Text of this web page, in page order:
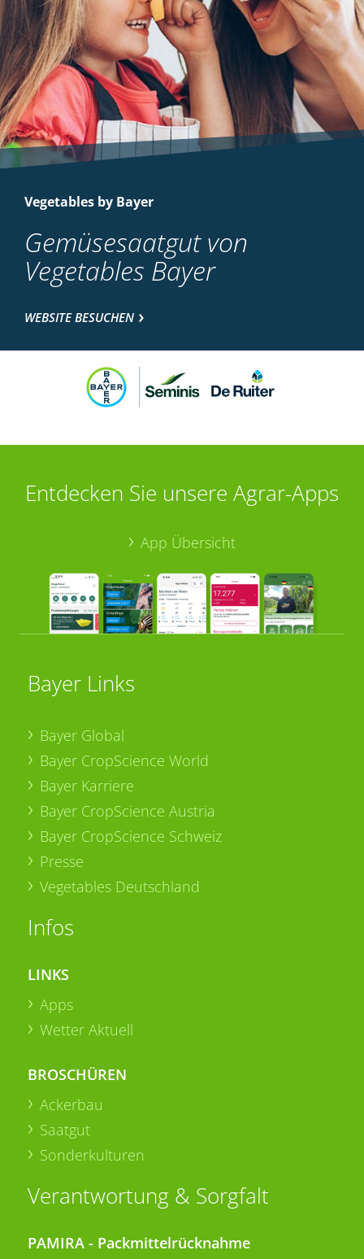
Vegetables by Bayer
Gemüsesaatgut von
Vegetables Bayer
WEBSITE BESUCHEN
Entdecken Sie unsere Agrar-Apps
App Übersicht
Bayer Links
Bayer Global
Bayer CropScience World
Bayer Karriere
Bayer CropScience Austria
Bayer CropScience Schweiz
Presse
Vegetables Deutschland
Infos
LINKS
Apps
Wetter Aktuell
BROSCHÜREN
Ackerbau
Saatgut
Sonderkulturen
Verantwortung & Sorgfalt
PAMIRA - Packmittelrücknahme